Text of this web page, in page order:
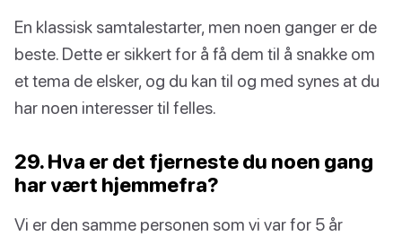
En klassisk samtalestarter, men noen ganger er de
beste. Dette er sikkert for å få dem til å snakke om
et tema de elsker, og du kan til og med synes at du
har noen interesser til felles.
29. Hva er det fjerneste du noen gang
har vært hjemmefra?
Vi er den samme personen som vi var for 5 år